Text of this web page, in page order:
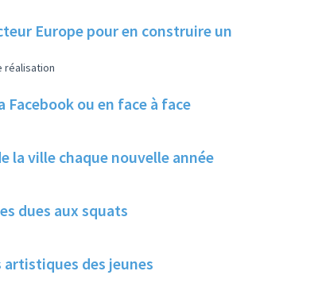
Europe pour en construire un
réalisation
ou en face à face
la ville chaque nouvelle année
dues aux squats
des jeunes